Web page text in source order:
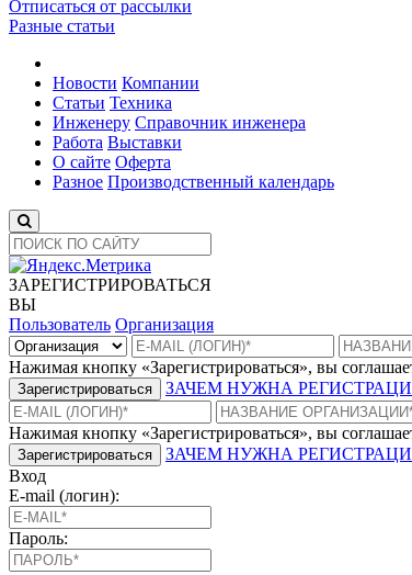
Отписаться от рассылки
Разные статьи
Новости Компании
Статьи Техника
Инженеру Справочник инженера
Работа Выставки
О сайте Оферта
Разное Производственный календарь
ЗАРЕГИСТРИРОВАТЬСЯ
ВЫ
Пользователь Организация
Нажимая кнопку «Зарегистрироваться», вы
Зарегистрироваться ЗАЧЕМ НУЖНА
Нажимая кнопку «Зарегистрироваться», вы
Зарегистрироваться
ЗАЧЕМ НУЖНА
Вход
E-mail (логин):
Пароль: